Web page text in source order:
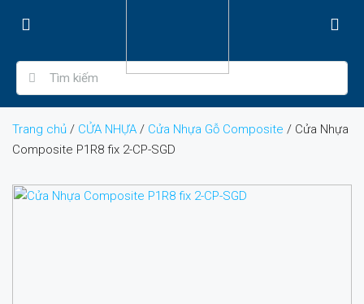
Trang chủ / CỬA NHỰA / Cửa Nhựa Gỗ Composite / Cửa Nhựa
Composite P1R8 fix 2-CP-SGD